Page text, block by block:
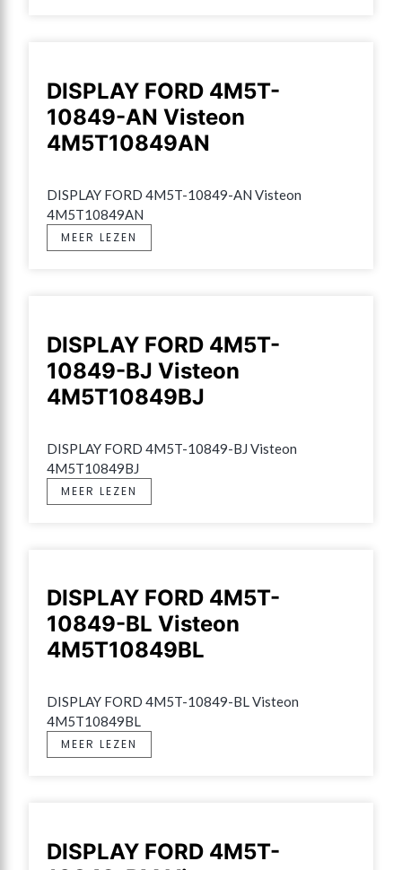
DISPLAY FORD 4M5T-
10849-AN Visteon
4M5T10849AN
DISPLAY FORD 4M5T-10849-AN Visteon
4M5T10849AN
MEER LEZEN
DISPLAY FORD 4M5T-
10849-BJ Visteon
4M5T10849BJ
DISPLAY FORD 4M5T-10849-BJ Visteon
4M5T10849BJ
MEER LEZEN
DISPLAY FORD 4M5T-
10849-BL Visteon
4M5T10849BL
DISPLAY FORD 4M5T-10849-BL Visteon
4M5T10849BL
MEER LEZEN
DISPLAY FORD 4M5T-